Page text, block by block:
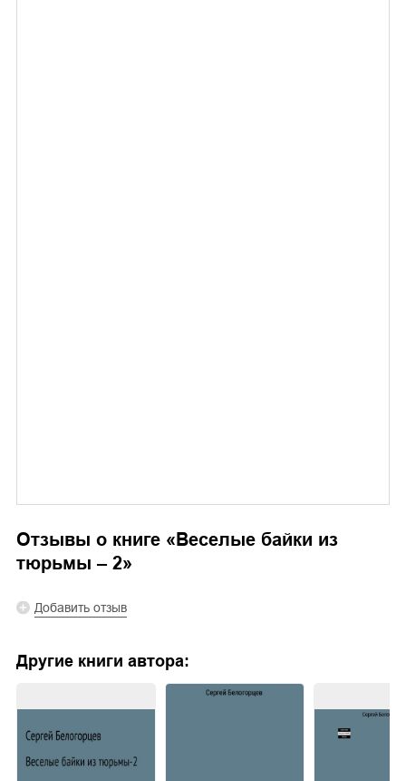
Отзывы о книге « Веселые байки из
тюрьмы – 2»
Добавить отзыв
Другие книги автора: